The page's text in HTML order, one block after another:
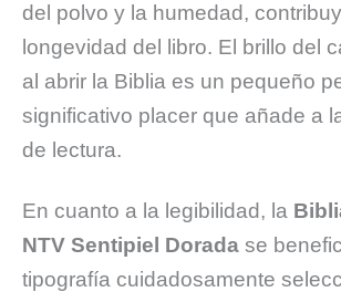
del polvo y la humedad,
longevidad del libro. El brillo del
al abrir la Biblia es un pequeño
significativo placer que añade a
de lectura.
En cuanto a la legibilidad, la
NTV Sentipiel Dorada se
tipografía cuidadosamente